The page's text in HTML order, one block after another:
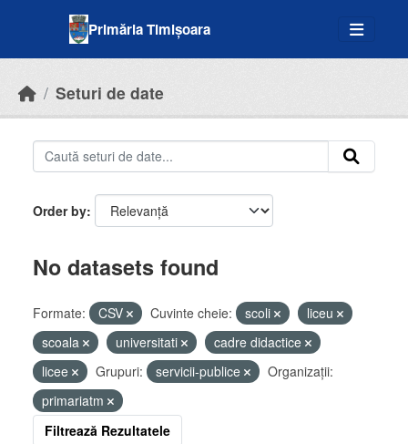
Primăria Timișoara
Seturi de date
Order by
No datasets found
Formate: CSV Cuvinte cheie: scoli
liceu
scoala
universitati
cadre didactice
licee
Grupuri: servicii-publice
Organizații:
primariatm
Filtrează Rezultatele